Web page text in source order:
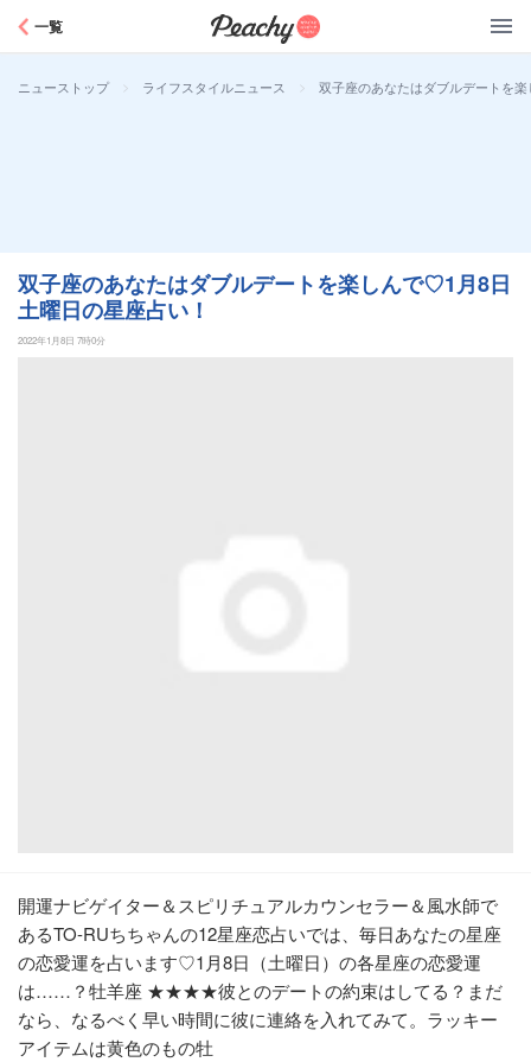
一覧
ニューストップ > ライフスタイルニュース > 双子座のあなたはダブルデートを
双子座のあなたはダブルデートを楽しんで♡1月8日
土曜日の星座占い！
2022年1月8日 7時0分
開運ナビゲイター＆スピリチュアルカウンセラー＆風水師で
あるTO-RUちちゃんの12星座恋占いでは、毎日あなたの星座
の恋愛運を占います♡1月8日（土曜日）の各星座の恋愛運
は……？牡羊座 ★★★★彼とのデートの約束はしてる？まだ
なら、なるべく早い時間に彼に連絡を入れてみて。ラッキー
アイテムは黄色のもの牡